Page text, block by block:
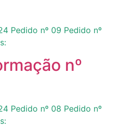
Pedido nº 09 Pedido nº
nº
Pedido nº 08 Pedido nº